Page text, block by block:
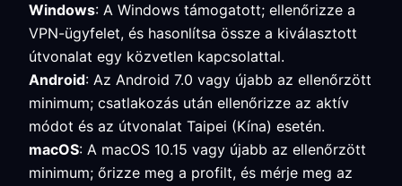
Windows: A Windows támogatott; ellenőrizze a
VPN-ügyfelet, és hasonlítsa össze a kiválasztott
útvonalat egy közvetlen kapcsolattal.
Android: Az Android 7.0 vagy újabb az ellenőrzött
minimum; csatlakozás után ellenőrizze az aktív
módot és az útvonalat Taipei (Kína) esetén.
macOS: A macOS 10.15 vagy újabb az ellenőrzött
minimum; őrizze meg a profilt, és mérje meg az